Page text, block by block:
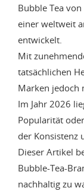
Bubble Tea
einer weltweit
entwickelt.
Mit
tatsächlichen
Marken jedoch
Im Jahr 2026
Popularität
der Konsistenz
Dieser Artikel
Bubble-Tea-
nachhaltig zu